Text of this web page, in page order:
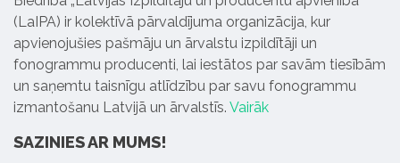
(LaIPA) ir kolektīvā pārvaldījuma organizācija, kur
apvienojušies pašmāju un ārvalstu izpildītāji un
fonogrammu producenti, lai iestātos par savām tiesībām
un saņemtu taisnīgu atlīdzību par savu fonogrammu
izmantošanu Latvijā un ārvalstīs. Vairāk
SAZINIES AR MUMS!